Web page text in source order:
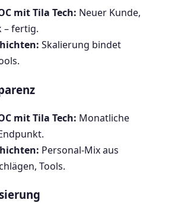
mit Tila Tech: Neuer Kunde,
– fertig.
Skalierung bindet
mit Tila Tech: Monatliche
Personal-Mix aus
Tools.